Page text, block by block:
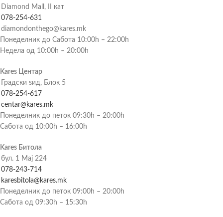
Diamond Mall, II кат
078-254-631
diamondonthego@kares.mk
Понеделник до Сабота 10:00h – 22:00h
Недела од 10:00h – 20:00h
Kares Центар
Градски ѕид, Блок 5
078-254-617
centar@kares.mk
Понеделник до петок 09:30h – 20:00h
Сабота од 10:00h – 16:00h
Kares Битола
бул. 1 Мај 224
078-243-714
karesbitola@kares.mk
Понеделник до петок 09:00h – 20:00h
Сабота од 09:30h – 15:30h